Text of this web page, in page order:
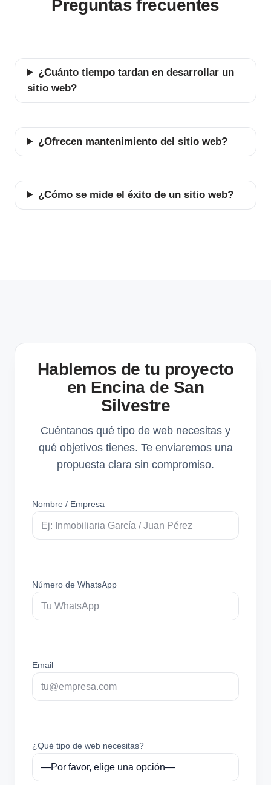
Preguntas frecuentes
¿Cuánto tiempo tardan en desarrollar un
sitio web?
¿Ofrecen mantenimiento del sitio web?
¿Cómo se mide el éxito de un sitio web?
Hablemos de tu proyecto
en Encina de San
Silvestre
Cuéntanos qué tipo de web necesitas y
qué objetivos tienes. Te enviaremos una
propuesta clara sin compromiso.
Nombre / Empresa
Número de WhatsApp
Email
¿Qué tipo de web necesitas?